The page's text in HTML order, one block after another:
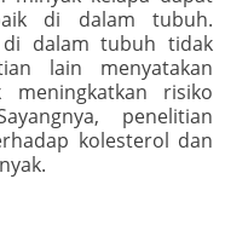
di dalam tubuh.
dalam tubuh tidak
lain menyatakan
risiko
penelitian
kolesterol dan